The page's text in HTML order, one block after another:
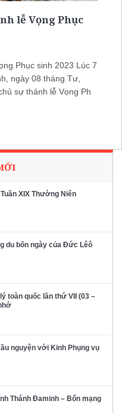
lễ Vọng Phục
Phục sinh 2023 Lúc 7
ngày 08 tháng Tư,
sự thánh lễ Vọng Ph
XIX Thường Niên
du bốn ngày của Đức Lêô
toàn quốc lần thứ VII (03 –
nguyện với Kinh Phụng vụ
Thánh Đaminh – Bổn mạng